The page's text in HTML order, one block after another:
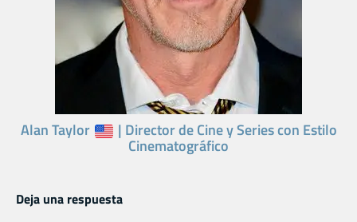
Alan Taylor | Director de Cine y Series con Estilo
Cinematográfico
Deja una respuesta